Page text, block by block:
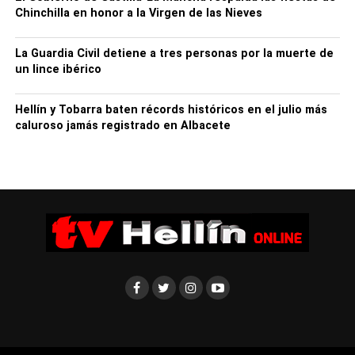
Policía Local de Hellín
Datos Fase I
Hasta el 30 de diciembre se han totalizado 19 controles
Chinchilla en honor a la Virgen de las Nieves
La Guardia Civil detiene a tres personas por la muerte de
un lince ibérico
Hellín y Tobarra baten récords históricos en el julio más
caluroso jamás registrado en Albacete